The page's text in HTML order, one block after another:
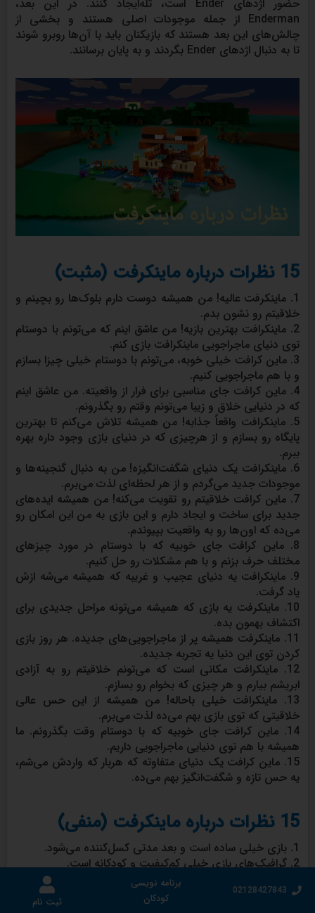
02128427843
برنامه نویسی
کودکان
ثبت نام
حضور اژدهای Ender است، تله‌ایجاد کنند. در این بعد،
Enderman از جمله موجودات اصلی هستند و بخشی از
چالش‌های این بعد هستند که بازیکنان باید با آن‌ها روبرو شوند
تا به دنبال اژدهای Ender بگردند و به پایان برسانند.
15 نظرات درباره ماینکرفت (مثبت)
1. ماینکرفت عالیه! من همیشه دوست دارم بلوک‌ها رو بچینم و
خلاقیتم رو نشون بدم.
2. ماینکرافت بهترین بازیه! من عاشق اینم که می‌تونم با دوستام
توی دنیای ماجراجویی ماینکرافت بازی کنم.
3. ماین کرافت خیلی خوبه، می‌تونم با دوستام خیلی چیزا بسازم
و با هم ماجراجویی کنیم.
4. ماین کرافت جای مناسبی برای فرار از واقعیته. من عاشق اینم
که در دنیایی خلاق و زیبا می‌تونم وقتم رو بگذرونم.
5. ماینکرافت واقعاً جذابه! من همیشه تلاش می‌کنم تا بهترین
پایگاه رو بسازم و از هرچیزی که در دنیای بازی وجود داره بهره
ببرم.
6. ماینکرافت یک دنیای شگفت‌انگیزه! من به دنبال گنجینه‌ها و
موجودات جدید می‌گردم و از هر لحظه‌ای لذت می‌برم.
7. ماین کرافت خلاقیتم رو تقویت می‌کنه! من همیشه ایده‌های
جدید برای ساخت و ایجاد دارم و این بازی به من این امکان رو
می‌ده که اون‌ها رو به واقعیت بپیوندم.
8. ماین کرافت جای خوبیه که با دوستام در مورد چیزهای
مختلف حرف بزنم و با هم مشکلات رو حل کنیم.
9. ماینکرافت یه دنیای عجیب و غریبه که همیشه می‌شه ازش
یاد گرفت.
10. ماینکرفت یه بازی که همیشه می‌تونه مراحل جدیدی برای
اکتشاف بهمون بده.
11. ماینکرفت همیشه پر از ماجراجویی‌های جدیده. هر روز بازی
کردن توی این دنیا یه تجربه جدیده.
12. ماینکرافت مکانی است که می‌تونم خلاقیتم رو به آزادی
ابریشم بیارم و هر چیزی که بخوام رو بسازم.
13. ماینکرافت خیلی باحاله! من همیشه از این حس عالی
خلاقیتی که توی بازی بهم می‌ده لذت می‌برم.
14. ماین کرافت جای خوبیه که با دوستام وقت بگذرونم. ما
همیشه با هم توی دنیایی ماجراجویی داریم.
15. ماین کرافت یک دنیای متفاوته که هربار که واردش می‌شم،
یه حس تازه و شگفت‌انگیز بهم می‌ده.
15 نظرات درباره ماینکرفت (منفی)
1. بازی خیلی ساده است و بعد مدتی کسل‌کننده می‌شود.
2. گرافیک‌های بازی خیلی کم‌کیفیت و کودکانه است.
3. موجودات ترسناک در بازی می‌توانند کابوس‌هایی برایمان ایجاد
کنند.